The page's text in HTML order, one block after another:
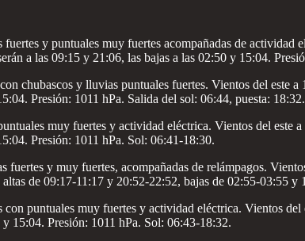
y puntuales muy fuertes acompañadas de
a las 09:15 y 21:06, las bajas a las 02:50 y 15:04.
chubascos y lluvias puntuales fuertes. Vientos del este
Presión: 1011 hPa. Salida del sol: 06:44, puesta: 18:32.
muy fuertes y actividad eléctrica. Vientos del este
Presión: 1011 hPa. Sol: 06:41-18:30.
fuertes y muy fuertes, acompañadas de relámpagos.
altas de 09:17-11:17 y 20:52-22:52, bajas de 02:55-03:55
puntuales muy fuertes y actividad eléctrica. Vientos
15:04. Presión: 1011 hPa. Sol: 06:43-18:32.